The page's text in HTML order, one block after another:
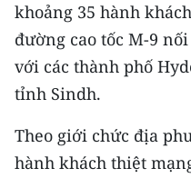
THẾ GIỚI
THỂ THAO
Y TẾ
khoảng 35 hành
đường cao tốc M-9
với các thành phố
tỉnh Sindh.
Theo giới chức địa
hành khách thiệt